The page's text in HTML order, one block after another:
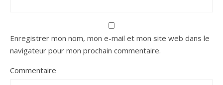
Enregistrer mon nom, mon e-mail et mon site web dans le
navigateur pour mon prochain commentaire.
Commentaire